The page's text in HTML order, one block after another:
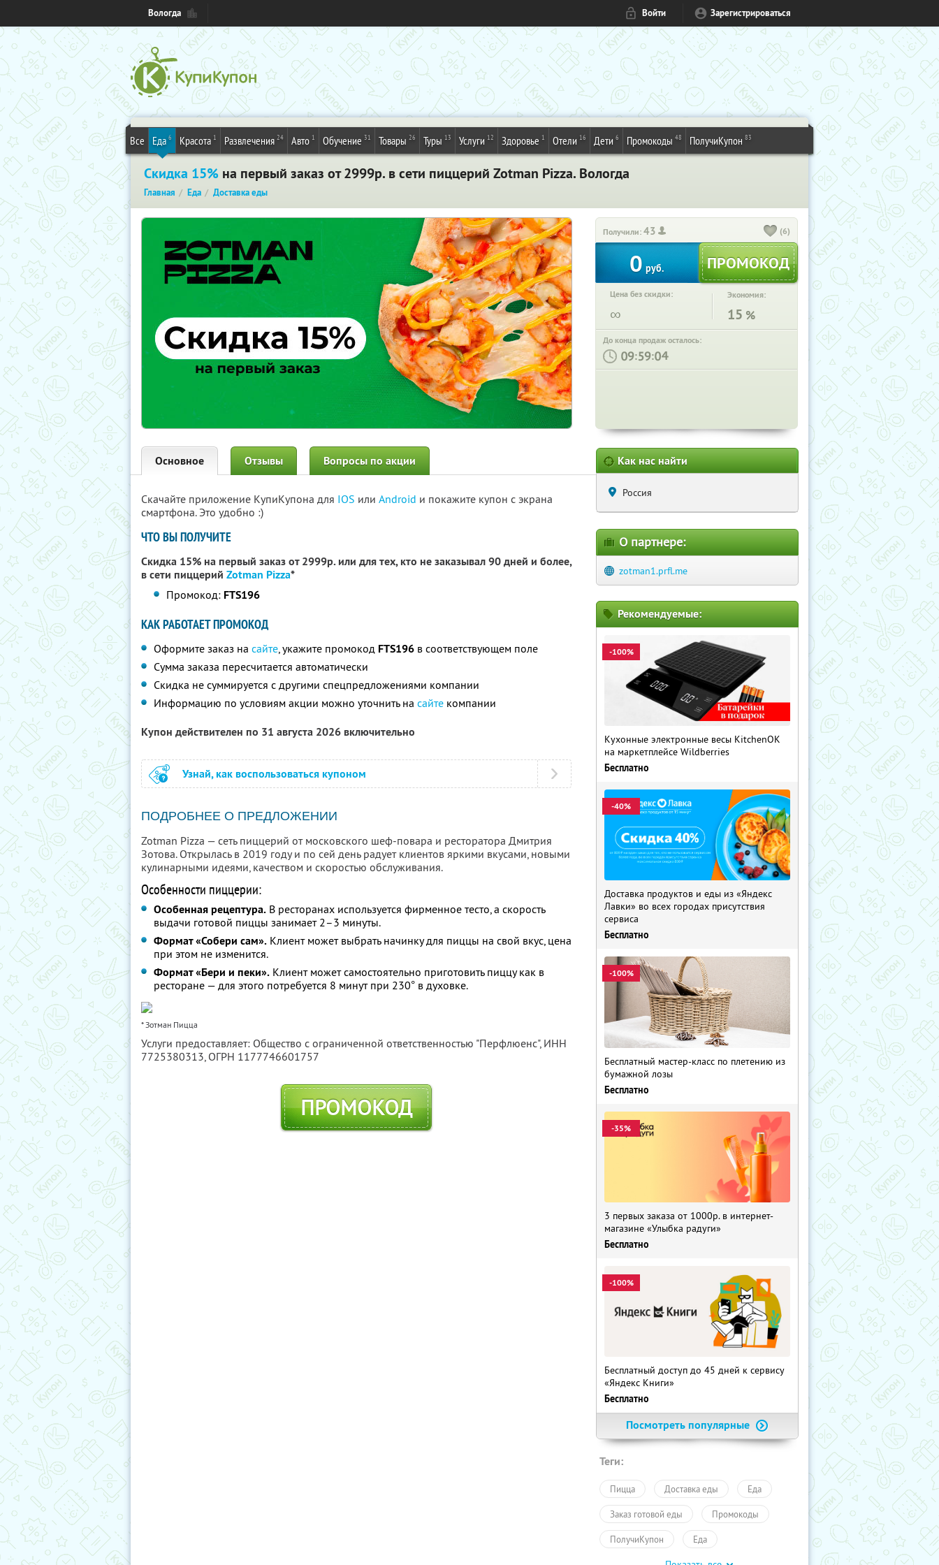
Вологда Войти Зарегистрироваться
Все Еда 6 Красота 1 Развлечения 24 Авто 1 Обучение 31 Товары 26 Туры 13 Услуги 12 Здоровье 1 Отели 16 Дети 6 Промокоды 48 ПолучиКупон 83
Скидка 15% на первый заказ от 2999р. в сети пиццерий Zotman Pizza. Вологда
Главная Еда Доставка еды
Получили:43 (6)
0 руб.
Цена без скидки:
∞
Экономия:
15 %
До конца продаж осталось:
: :
Основное Отзывы Вопросы по акции
Скачайте приложение КупиКупона для IOS или Android и покажите купон с экрана
смартфона. Это удобно :)
ЧТО ВЫ ПОЛУЧИТЕ
Скидка 15% на первый заказ от 2999р. или для тех, кто не заказывал 90 дней и более,
в сети пиццерий Zotman Pizza*
Промокод: FTS196
КАК РАБОТАЕТ ПРОМОКОД
Оформите заказ на сайте, укажите промокод FTS196 в соответствующем поле
Сумма заказа пересчитается автоматически
Скидка не суммируется с другими спецпредложениями компании
Информацию по условиям акции можно уточнить на сайте компании
Купон действителен по 31 августа 2026 включительно
Узнай, как воспользоваться купоном
ПОДРОБНЕЕ О ПРЕДЛОЖЕНИИ
Zotman Pizza — сеть пиццерий от московского шеф-повара и ресторатора Дмитрия
Зотова. Открылась в 2019 году и по сей день радует клиентов яркими вкусами, новыми
кулинарными идеями, качеством и скоростью обслуживания.
Особенности пиццерии:
Особенная рецептура. В ресторанах используется фирменное тесто, а скорость
выдачи готовой пиццы занимает 2–3 минуты.
Формат «Собери сам». Клиент может выбрать начинку для пиццы на свой вкус, цена
при этом не изменится.
Формат «Бери и пеки». Клиент может самостоятельно приготовить пиццу как в
ресторане — для этого потребуется 8 минут при 230° в духовке.
* Зотман Пицца
Услуги предоставляет: Общество с ограниченной ответственностью "Перфлюенс", ИНН
7725380313, ОГРН 1177746601757
ПРОМОКОД
Как нас найти
Россия
О партнере:
zotman1.prfl.me
Рекомендуемые:
-100%
Кухонные электронные весы KitchenOK
на маркетплейсе Wildberries
Бесплатно
-40%
Доставка продуктов и еды из «Яндекс
Лавки» во всех городах присутствия
сервиса
Бесплатно
-100%
Бесплатный мастер-класс по плетению из
бумажной лозы
Бесплатно
-35%
3 первых заказа от 1000р. в интернет-
магазине «Улыбка радуги»
Бесплатно
-100%
Бесплатный доступ до 45 дней к сервису
«Яндекс Книги»
Бесплатно
Посмотреть популярные
Теги:
Пицца Доставка еды Еда
Заказ готовой еды Промокоды
ПолучиКупон Еда